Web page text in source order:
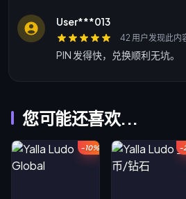
User***013
42 用户发现此内
PIN 发得快，兑换顺利无坑。
您可能还喜欢...
-10% -